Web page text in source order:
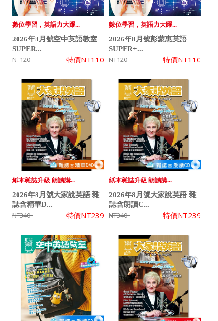
數位學習，英語力大躍...
2026年8月號空中英語教室
SUPER...
NT120 特價NT110
數位學習，英語力大躍...
2026年8月號彭蒙惠英語
SUPER+...
NT120 特價NT110
紙本雜誌升級 朗讀講...
2026年8月號大家說英語 雜
誌含精華D...
NT340 特價NT239
紙本雜誌升級 朗讀講...
2026年8月號大家說英語 雜
誌含朗讀C...
NT340 特價NT239